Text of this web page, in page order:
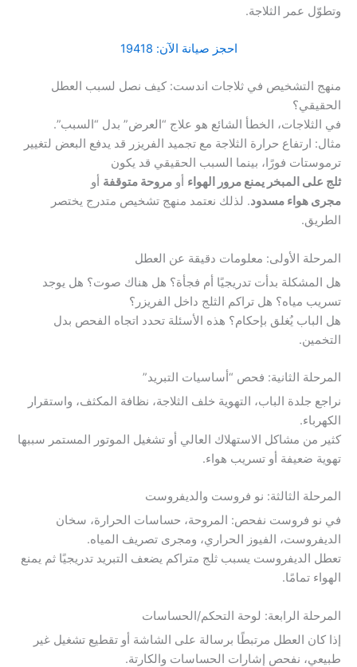
وتطوّل عمر الثلاجة.
احجز صيانة الآن: 19418
منهج التشخيص في ثلاجات اندست: كيف نصل لسبب العطل
الحقيقي؟
في الثلاجات، الخطأ الشائع هو علاج “العرض” بدل “السبب”.
مثال: ارتفاع حرارة الثلاجة مع تجميد الفريزر قد يدفع البعض لتغيير
ترموستات فورًا، بينما السبب الحقيقي قد يكون
ثلج على المبخر يمنع مرور الهواء أو مروحة متوقفة أو
مجرى هواء مسدود. لذلك نعتمد منهج تشخيص متدرج يختصر
الطريق.
المرحلة الأولى: معلومات دقيقة عن العطل
هل المشكلة بدأت تدريجيًا أم فجأة؟ هل هناك صوت؟ هل يوجد
تسريب مياه؟ هل تراكم الثلج داخل الفريزر؟
هل الباب يُغلق بإحكام؟ هذه الأسئلة تحدد اتجاه الفحص بدل
التخمين.
المرحلة الثانية: فحص “أساسيات التبريد”
نراجع جلدة الباب، التهوية خلف الثلاجة، نظافة المكثف، واستقرار
الكهرباء.
كثير من مشاكل الاستهلاك العالي أو تشغيل الموتور المستمر سببها
تهوية ضعيفة أو تسريب هواء.
المرحلة الثالثة: نو فروست والديفروست
في نو فروست نفحص: المروحة، حساسات الحرارة، سخان
الديفروست، الفيوز الحراري، ومجرى تصريف المياه.
تعطل الديفروست يسبب ثلج متراكم يضعف التبريد تدريجيًا ثم يمنع
الهواء تمامًا.
المرحلة الرابعة: لوحة التحكم/الحساسات
إذا كان العطل مرتبطًا برسالة على الشاشة أو تقطيع تشغيل غير
طبيعي، نفحص إشارات الحساسات والكارتة.